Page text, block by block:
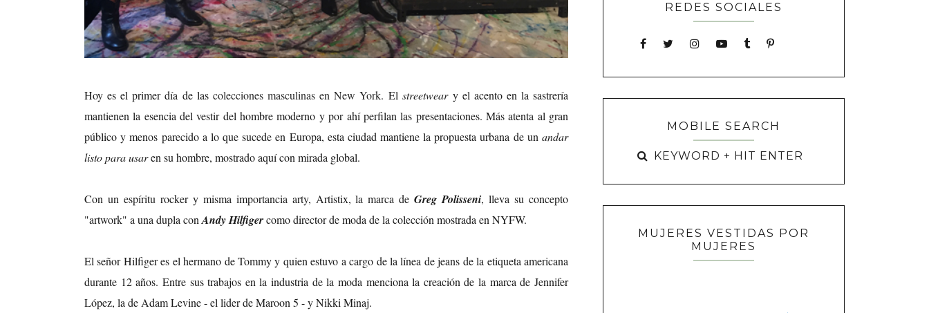
Hoy es el primer día de las colecciones masculinas en New York. Elstreetwear y el acento en la sastrería
mantienen la esencia del vestir del hombre moderno y por ahí perfilan las presentaciones. Más atenta al gran
público y menos parecido a lo que sucede en Europa, esta ciudad mantiene la propuesta urbana de un andar
listo para usaren su hombre, mostrado aquí con mirada global.
Con un espíritu rocker y misma importancia arty, Artistix, la marca de Greg Polisseni, lleva su concepto
"artwork" a una dupla conAndy Hilfigercomo director de moda de la colección mostrada en NYFW.
El señor Hilfiger es el hermano de Tommy y quien estuvo a cargo de la línea de jeans de la etiqueta americana
durante 12 años. Entre sus trabajos en la industria de la moda menciona la creación de la marca de Jennifer
López, la de Adam Levine - el lider de Maroon 5 - y Nikki Minaj.
REDES SOCIALES
MOBILE SEARCH
MUJERES VESTIDAS POR
MUJERES